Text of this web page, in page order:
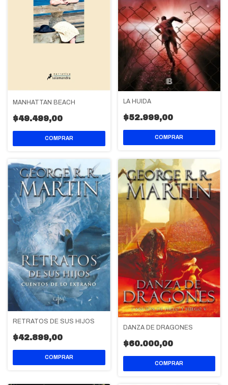
MANHATTAN BEACH
$49.499,00
LA HUIDA
$52.999,00
RETRATOS DE SUS HIJOS
$42.899,00
DANZA DE DRAGONES
$60.000,00